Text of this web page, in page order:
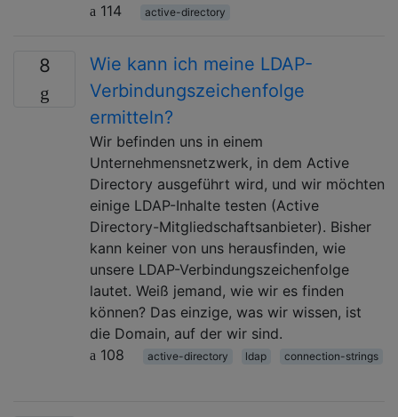
114
active-directory
8
Wie kann ich meine LDAP-
Verbindungszeichenfolge
ermitteln?
Wir befinden uns in einem
Unternehmensnetzwerk, in dem Active
Directory ausgeführt wird, und wir möchten
einige LDAP-Inhalte testen (Active
Directory-Mitgliedschaftsanbieter). Bisher
kann keiner von uns herausfinden, wie
unsere LDAP-Verbindungszeichenfolge
lautet. Weiß jemand, wie wir es finden
können? Das einzige, was wir wissen, ist
die Domain, auf der wir sind.
108
active-directory ldap connection-strings